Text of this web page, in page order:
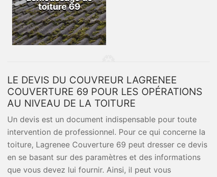
toiture 69
LE DEVIS DU COUVREUR LAGRENEE
COUVERTURE 69 POUR LES OPÉRATIONS
AU NIVEAU DE LA TOITURE
Un devis est un document indispensable pour toute
intervention de professionnel. Pour ce qui concerne la
toiture, Lagrenee Couverture 69 peut dresser ce devis
en se basant sur des paramètres et des informations
que vous devez lui fournir. Ainsi, il peut vous